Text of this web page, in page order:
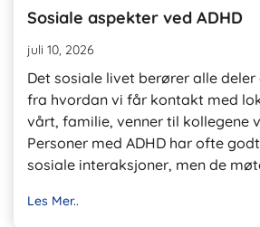
Sosiale aspekter ved ADHD
juli 10, 2026
Det sosiale livet berører alle
fra hvordan vi får kontakt med
vårt, familie, venner til kollegene
Personer med ADHD har ofte
sosiale interaksjoner, men de
Les Mer..